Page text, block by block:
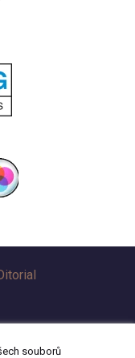
souborů